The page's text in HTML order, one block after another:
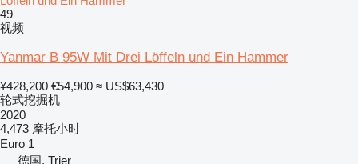
49
视频
Yanmar B 95W Mit Drei Löffeln und Ein Hammer
¥428,200 €54,900 ≈ US$63,430
轮式挖掘机
2020
4,473 摩托小时
Euro 1
德国, Trier